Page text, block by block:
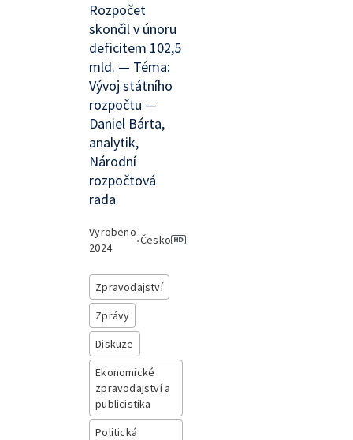
Rozpočet
skončil v únoru
deficitem 102,5
mld. — Téma:
Vývoj státního
rozpočtu —
Daniel Bárta,
analytik,
Národní
rozpočtová
rada
Vyrobeno
2024
•Česko
Zpravodajství
Zprávy
Diskuze
Ekonomické
zpravodajství a
publicistika
Politická